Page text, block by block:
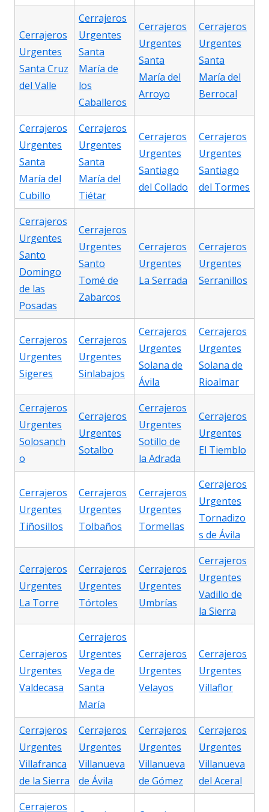
Cerrajeros
Urgentes
Santa Cruz
del Valle
Cerrajeros
Urgentes
Santa
María de
los
Caballeros
Cerrajeros
Urgentes
Santa
María del
Arroyo
Cerrajeros
Urgentes
Santa
María del
Berrocal
Cerrajeros
Urgentes
Santa
María del
Cubillo
Cerrajeros
Urgentes
Santa
María del
Tiétar
Cerrajeros
Urgentes
Santiago
del Collado
Cerrajeros
Urgentes
Santiago
del Tormes
Cerrajeros
Urgentes
Santo
Domingo
de las
Posadas
Cerrajeros
Urgentes
Santo
Tomé de
Zabarcos
Cerrajeros
Urgentes
La Serrada
Cerrajeros
Urgentes
Serranillos
Cerrajeros
Urgentes
Sigeres
Cerrajeros
Urgentes
Sinlabajos
Cerrajeros
Urgentes
Solana de
Ávila
Cerrajeros
Urgentes
Solana de
Rioalmar
Cerrajeros
Urgentes
Solosanch
o
Cerrajeros
Urgentes
Sotalbo
Cerrajeros
Urgentes
Sotillo de
la Adrada
Cerrajeros
Urgentes
El Tiemblo
Cerrajeros
Urgentes
Tiñosillos
Cerrajeros
Urgentes
Tolbaños
Cerrajeros
Urgentes
Tormellas
Cerrajeros
Urgentes
Tornadizo
s de Ávila
Cerrajeros
Urgentes
La Torre
Cerrajeros
Urgentes
Tórtoles
Cerrajeros
Urgentes
Umbrías
Cerrajeros
Urgentes
Vadillo de
la Sierra
Cerrajeros
Urgentes
Valdecasa
Cerrajeros
Urgentes
Vega de
Santa
María
Cerrajeros
Urgentes
Velayos
Cerrajeros
Urgentes
Villaflor
Cerrajeros
Urgentes
Villafranca
de la Sierra
Cerrajeros
Urgentes
Villanueva
de Ávila
Cerrajeros
Urgentes
Villanueva
de Gómez
Cerrajeros
Urgentes
Villanueva
del Aceral
Cerrajeros